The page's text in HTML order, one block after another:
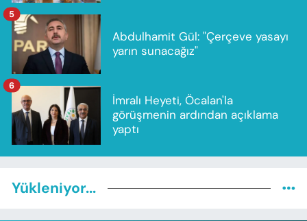
Abdulhamit Gül: "Çerçeve yasayı
yarın sunacağız"
5
İmralı Heyeti, Öcalan'la
görüşmenin ardından açıklama
yaptı
6
Yükleniyor...